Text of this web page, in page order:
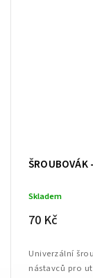
ŠROUBOVÁK
Skladem
70 Kč
Univerzální
nástavců pro